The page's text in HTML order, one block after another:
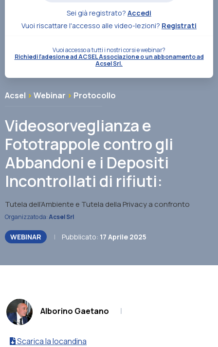
Sei già registrato? Accedi
Vuoi riscattare l'accesso alle video-lezioni? Registrati
Vuoi accesso a tutti i nostri corsi e webinar?
Richiedi l'adesione ad ACSEL Associazione o un abbonamento ad
Acsel Srl.
Acsel > Webinar > Protocollo
Videosorveglianza e
Fototrappole contro gli
Abbandoni e i Depositi
Incontrollati di rifiuti:
Tutela dell’Ambiente e Tutela della Privacy a confronto
Organizzato da:Acsel Srl
WEBINAR | Pubblicato: 17 Aprile 2025
Alborino Gaetano
|
Scarica la locandina